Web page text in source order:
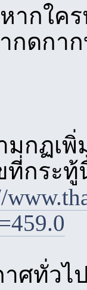
ากใค
กดกา
มกฏเพิ่
ที่กระ
าศทั่ว